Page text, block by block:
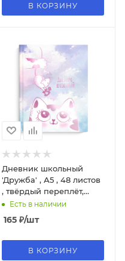
В КОРЗИНУ
Дневник школьный
'Дружба' , А5 , 48 листов
, твёрдый переплёт,
63308
Есть в наличии
165 ₽/шт
В КОРЗИНУ